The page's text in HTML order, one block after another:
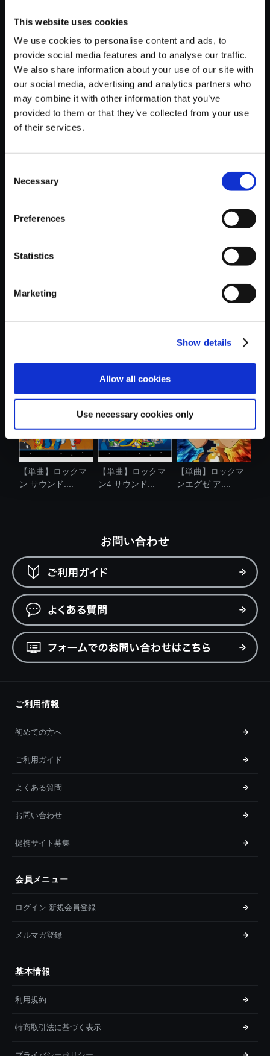
This website uses cookies
We use cookies to personalise content and ads, to
provide social media features and to analyse our traffic.
We also share information about your use of our site with
our social media, advertising and analytics partners who
may combine it with other information that you’ve
provided to them or that they’ve collected from your use
of their services.
Selection
Necessary
Preferences
Statistics
Marketing
Show details
Allow all cookies
Use necessary cookies only
【単曲】ロックマン6 サウンド
コレクション MISSION MODE
RESULT
おすすめ商品
ン5 サウンド...
ザード4 サウ...
ンX5 サウン....
【単曲】ロックマ
ン サウンド....
【単曲】ロックマ
ン4 サウンド...
【単曲】ロックマ
ンエグゼ ア....
お問い合わせ
ご利用情報
初めての方へ
ご利用ガイド
よくある質問
お問い合わせ
提携サイト募集
会員メニュー
ログイン 新規会員登録
メルマガ登録
基本情報
利用規約
特商取引法に基づく表示